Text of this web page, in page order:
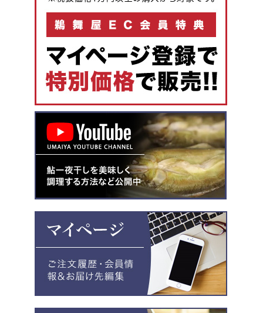
お買い物を続ける カートへ進む